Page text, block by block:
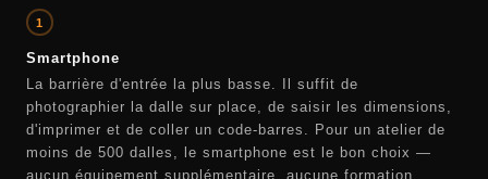
1
Smartphone
La barrière d'entrée la plus basse. Il suffit de
photographier la dalle sur place, de saisir les dimensions,
d'imprimer et de coller un code-barres. Pour un atelier de
moins de 500 dalles, le smartphone est le bon choix —